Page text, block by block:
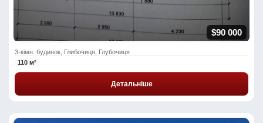
$90 000
3-кімн. будинок, Глибочиця, Глубочиця
110 м²
Детальніше